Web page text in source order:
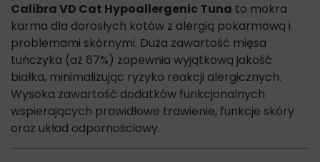
Calibra VD Cat Hypoallergenic Tuna to mokra
karma dla dorosłych kotów z alergią pokarmową i
problemami skórnymi. Duża zawartość mięsa
tuńczyka (aż 67%) zapewnia wyjątkową jakość
białka, minimalizując ryzyko reakcji alergicznych.
Wysoka zawartość dodatków funkcjonalnych
wspierających prawidłowe trawienie, funkcje skóry
oraz układ odpornościowy.